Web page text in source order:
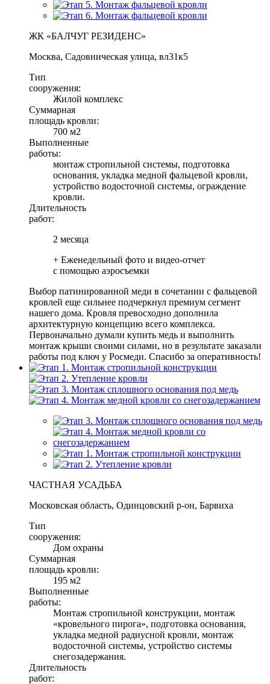
ЖК «БАЛЧУГ РЕЗИДЕНС»
Москва, Садовническая улица, вл31к5
Тип
сооружения:
Жилой комплекс
Суммарная
площадь кровли:
700 м2
Выполненные
работы:
монтаж стропильной системы, подготовка
основания, укладка медной фальцевой кровли,
устройство водосточной системы, ограждение
кровли.
Длительность
работ:
2 месяца
+ Еженедельный фото и видео-отчет
с помощью аэросъемки
Выбор патинированной меди в сочетании с фальцевой
кровлей еще сильнее подчеркнул премиум сегмент
нашего дома. Кровля превосходно дополнила
архитектурную концепцию всего комплекса.
Первоначально думали купить медь и выполнить
монтаж крыши своими силами, но в результате заказали
работы под ключ у Росмеди. Спасибо за оперативность!
ЧАСТНАЯ УСАДЬБА
Московская область, Одинцовский р-он, Барвиха
Тип
сооружения:
Дом охраны
Суммарная
площадь кровли:
195 м2
Выполненные
работы:
Монтаж стропильной конструкции, монтаж
«кровельного пирога», подготовка основания,
укладка медной радиусной кровли, монтаж
водосточной системы, устройство системы
снегозадержания.
Длительность
работ: